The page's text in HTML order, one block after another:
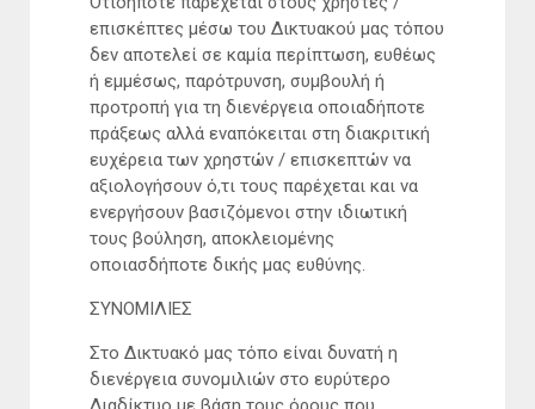
επισκέπτες μέσω του Δικτυακού μας τόπου
δεν αποτελεί σε καμία περίπτωση, ευθέως
ή εμμέσως, παρότρυνση, συμβουλή ή
προτροπή για τη διενέργεια οποιαδήποτε
πράξεως αλλά εναπόκειται στη διακριτική
ευχέρεια των χρηστών / επισκεπτών να
αξιολογήσουν ό,τι τους παρέχεται και να
ενεργήσουν βασιζόμενοι στην ιδιωτική
τους βούληση, αποκλειομένης
οποιασδήποτε δικής μας ευθύνης.
ΣΥΝΟΜΙΛΙΕΣ
Στο Δικτυακό μας τόπο είναι δυνατή η
διενέργεια συνομιλιών στο ευρύτερο